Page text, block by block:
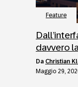
Feature
davvero
da Christian
Maggio 29,